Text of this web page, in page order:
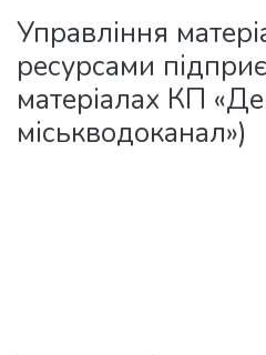
Statistics
Управління
ресурсами
матеріалах КП
міськводоканал»)